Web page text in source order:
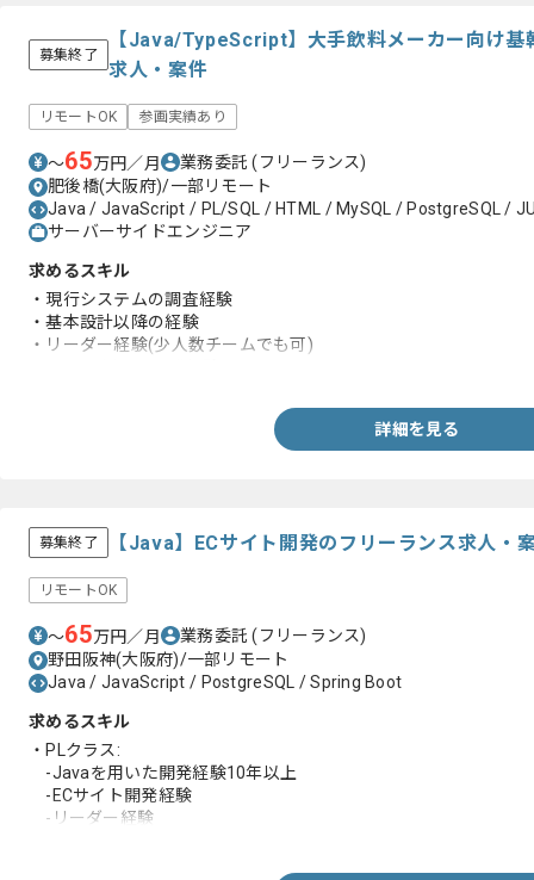
募集終了
【Java/TypeScript】大手飲料メーカー向け基
求人・案件
リモートOK 参画実績あり
〜65万円／月 業務委託(フリーランス)
肥後橋(大阪府)/一部リモート
Java / JavaScript / PL/SQL / HTML / MySQL / PostgreSQL /
サーバーサイドエンジニア
求めるスキル
・現行システムの調査経験
・基本設計以降の経験
・リーダー経験(少人数チームでも可)
詳細を見る
募集終了 【Java】ECサイト開発のフリーランス求人・
リモートOK
〜65万円／月 業務委託(フリーランス)
野田阪神(大阪府)/一部リモート
Java / JavaScript / PostgreSQL / Spring Boot
求めるスキル
・PLクラス:
-Javaを用いた開発経験10年以上
-ECサイト開発経験
-リーダー経験